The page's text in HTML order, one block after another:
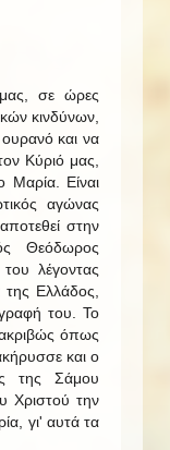
σε ώρες
κινδύνων,
και να
Κύριό μας,
Μαρία. Είναι
αγώνας
στην
Θεόδωρος
λέγοντας
Ελλάδος,
του. Το
όπως
και ο
της Σάμου
Χριστού την
γι' αυτά τα